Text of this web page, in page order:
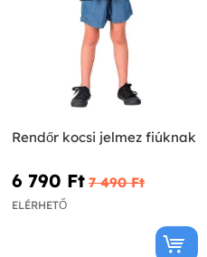
Rendőr kocsi jelmez fiúknak
6 790 Ft‎ 7 490 Ft‎
ELÉRHETŐ